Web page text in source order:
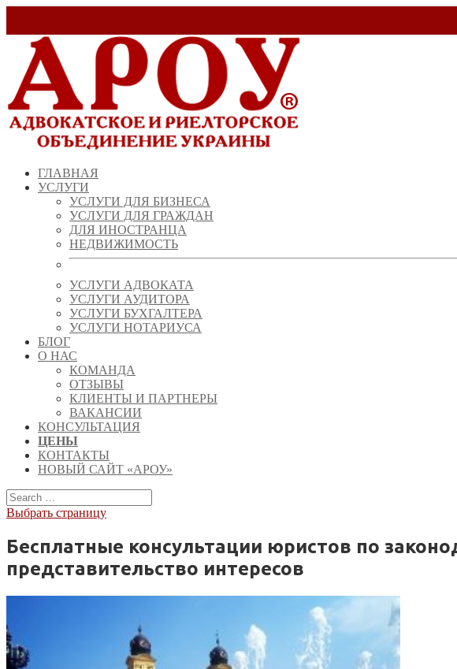
ГЛАВНАЯ
УСЛУГИ
УСЛУГИ ДЛЯ БИЗНЕСА
УСЛУГИ ДЛЯ ГРАЖДАН
ДЛЯ ИНОСТРАНЦА
НЕДВИЖИМОСТЬ
УСЛУГИ АДВОКАТА
УСЛУГИ АУДИТОРА
УСЛУГИ БУХГАЛТЕРА
УСЛУГИ НОТАРИУСА
БЛОГ
О НАС
КОМАНДА
ОТЗЫВЫ
КЛИЕНТЫ И ПАРТНЕРЫ
ВАКАНСИИ
КОНСУЛЬТАЦИЯ
ЦЕНЫ
КОНТАКТЫ
НОВЫЙ САЙТ «АРОУ»
Выбрать страницу
Бесплатные консультации юристов по
представительство интересов